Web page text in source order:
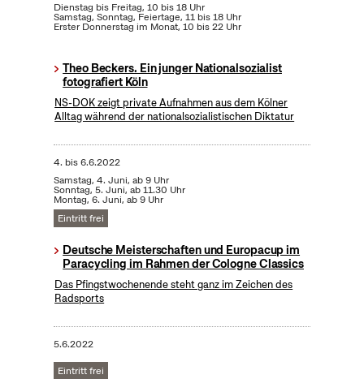
Dienstag bis Freitag, 10 bis 18 Uhr
Samstag, Sonntag, Feiertage, 11 bis 18 Uhr
Erster Donnerstag im Monat, 10 bis 22 Uhr
Theo Beckers. Ein junger Nationalsozialist
fotografiert Köln
NS-DOK zeigt private Aufnahmen aus dem Kölner
Alltag während der nationalsozialistischen Diktatur
4. bis6.6.2022
Samstag, 4. Juni, ab 9 Uhr
Sonntag, 5. Juni, ab 11.30 Uhr
Montag, 6. Juni, ab 9 Uhr
Eintritt frei
Deutsche Meisterschaften und Europacup im
Paracycling im Rahmen der Cologne Classics
Das Pfingstwochenende steht ganz im Zeichen des
Radsports
5.6.2022
Eintritt frei